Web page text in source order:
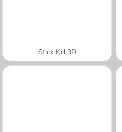
Stick Kill 3D